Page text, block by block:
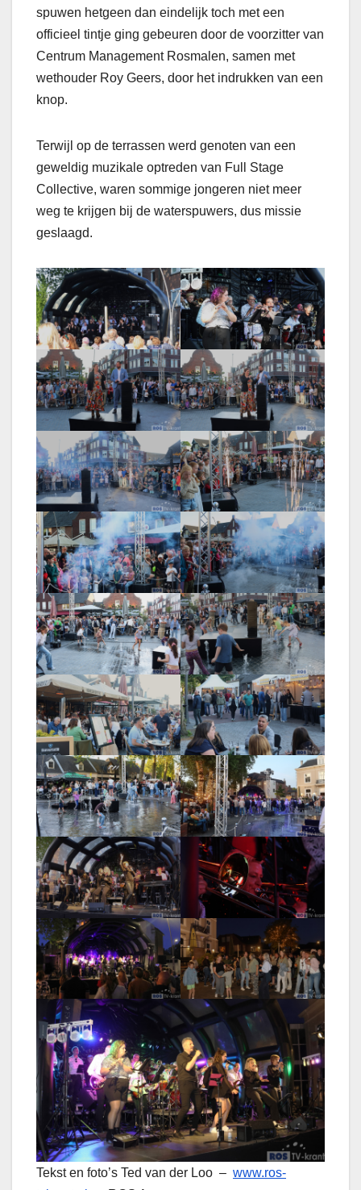
spuwen hetgeen dan eindelijk toch met een
officieel tintje ging gebeuren door de voorzitter van
Centrum Management Rosmalen, samen met
wethouder Roy Geers, door het indrukken van een
knop.
Terwijl op de terrassen werd genoten van een
geweldig muzikale optreden van Full Stage
Collective, waren sommige jongeren niet meer
weg te krijgen bij de waterspuwers, dus missie
geslaagd.
Tekst en foto’s Ted van der Loo – www.ros-